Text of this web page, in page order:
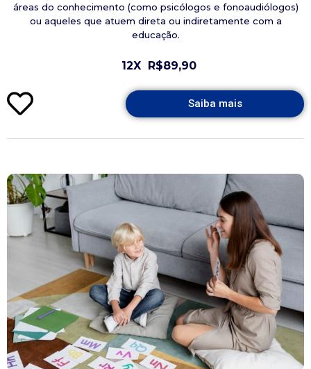
áreas do conhecimento (como psicólogos e fonoaudiólogos)
ou aqueles que atuem direta ou indiretamente com a
educação.
12X R$89,90
Saiba mais